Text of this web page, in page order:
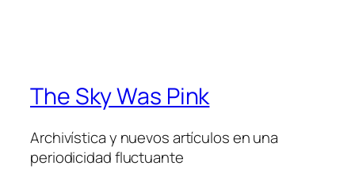
The Sky Was Pink
Archivística y nuevos artículos en una
periodicidad fluctuante